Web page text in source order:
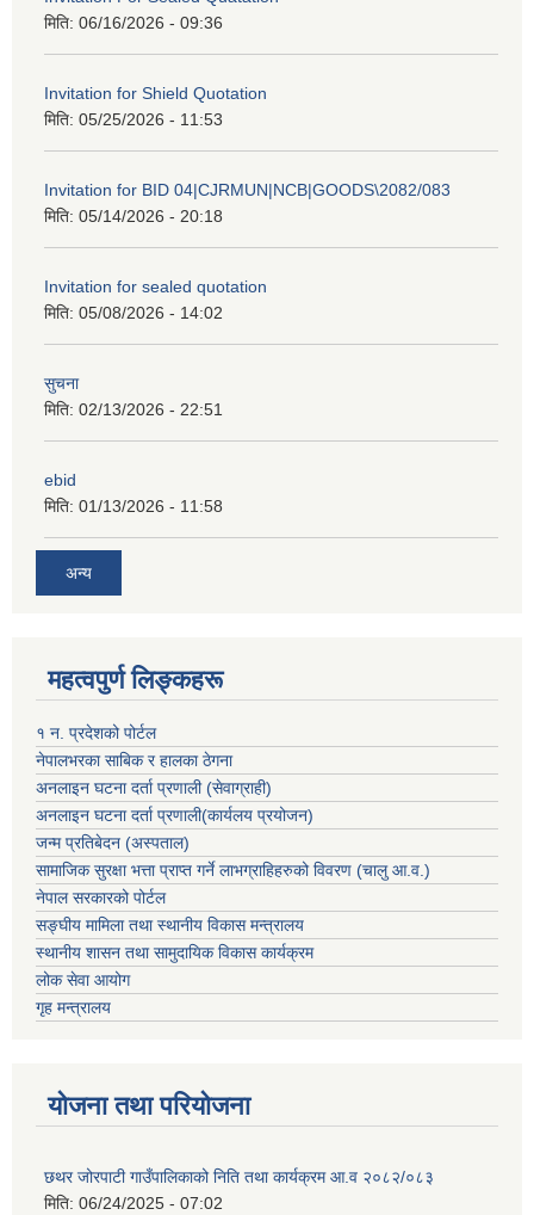
मिति: 06/16/2026 - 09:36
Invitation for Shield Quotation
मिति: 05/25/2026 - 11:53
Invitation for BID 04|CJRMUN|NCB|GOODS\2082/083
मिति: 05/14/2026 - 20:18
Invitation for sealed quotation
मिति: 05/08/2026 - 14:02
सुचना
मिति: 02/13/2026 - 22:51
ebid
मिति: 01/13/2026 - 11:58
अन्य
महत्वपुर्ण लिङ्कहरू
१ न. प्रदेशको पोर्टल
नेपालभरका साबिक र हालका ठेगना
अनलाइन घटना दर्ता प्रणाली (सेवाग्राही)
अनलाइन घटना दर्ता प्रणाली(कार्यलय प्रयोजन)
जन्म प्रतिबेदन (अस्पताल)
सामाजिक सुरक्षा भत्ता प्राप्त गर्ने लाभग्राहिहरुको विवरण (चालु आ.व.)
नेपाल सरकारको पोर्टल
सङ्घीय मामिला तथा स्थानीय विकास मन्त्रालय
स्थानीय शासन तथा सामुदायिक विकास कार्यक्रम
लोक सेवा आयोग
गृह मन्त्रालय
योजना तथा परियोजना
छथर जोरपाटी गाउँपालिकाको निति तथा कार्यक्रम आ.व २०८२/०८३
मिति: 06/24/2025 - 07:02